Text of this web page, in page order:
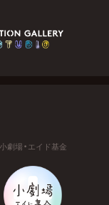
小劇場・エイド基金